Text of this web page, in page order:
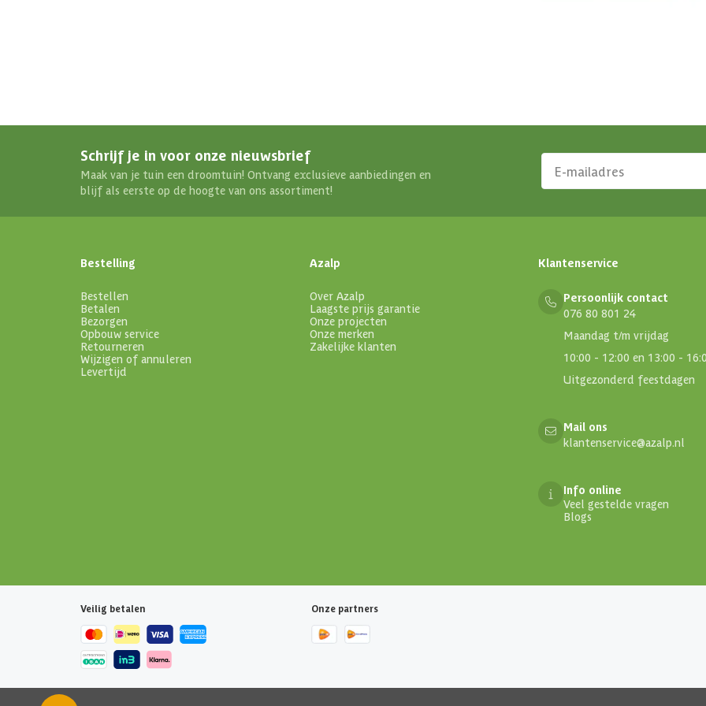
Schrijf je in voor onze nieuwsbrief
Maak van je tuin een droomtuin! Ontvang exclusieve aanbiedingen en
blijf als eerste op de hoogte van ons assortiment!
Bestelling
Bestellen
Betalen
Bezorgen
Opbouw service
Retourneren
Wijzigen of annuleren
Levertijd
Azalp
Over Azalp
Laagste prijs garantie
Onze projecten
Onze merken
Zakelijke klanten
Klantenservice
Persoonlijk contact
076 80 801 24
Maandag t/m vrijdag
10:00 - 12:00 en 13:00 -
Uitgezonderd feestdagen
Mail ons
klantenservice@azalp.nl
Info online
Veel gestelde vragen
Blogs
Veilig betalen Onze partners